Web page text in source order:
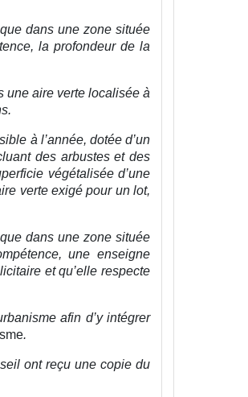
dans une zone située
la profondeur de la
une aire verte localisée à
à l’année, dotée d’un
des arbustes et des
végétalisée d’une
verte exigé pour un lot,
dans une zone située
une enseigne
et qu’elle respecte
afin d’y intégrer
.
ont reçu une copie du